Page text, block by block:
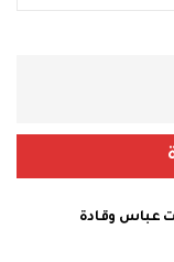
عباس وقادة